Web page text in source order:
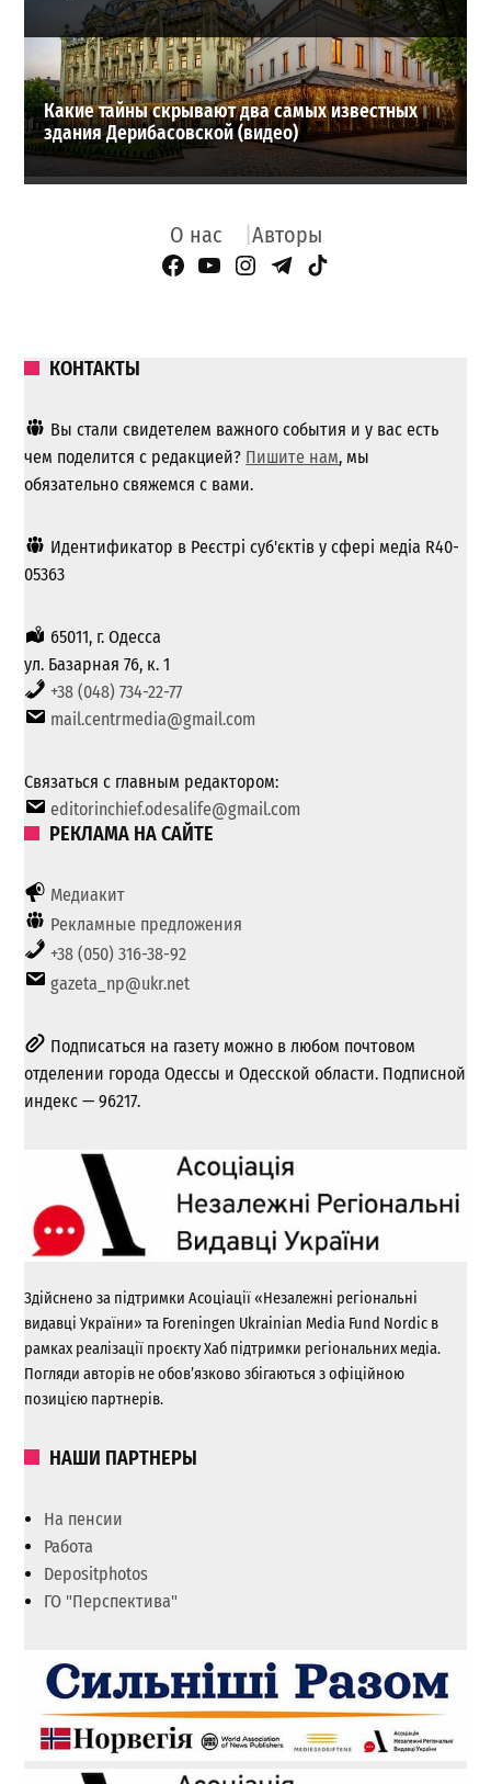
Какие тайны скрывают два самых известных
здания Дерибасовской (видео)
О нас Авторы
Facebook Page
YouTube
Instagram
Telegram
TikTok
КОНТАКТЫ
Вы стали свидетелем важного события и у вас есть
чем поделится с редакцией? Пишите нам, мы
обязательно свяжемся с вами.
Идентификатор в Реєстрі суб'єктів у сфері медіа R40-
05363
65011, г. Одесса
ул. Базарная 76, к. 1
+38 (048) 734-22-77
mail.centrmedia@gmail.com
Связаться с главным редактором:
editorinchief.odesalife@gmail.com
РЕКЛАМА НА САЙТЕ
Медиакит
Рекламные предложения
+38 (050) 316-38-92
gazeta_np@ukr.net
Подписаться на газету можно в любом почтовом
отделении города Одессы и Одесской области. Подписной
индекс — 96217.
Здійснено за підтримки Асоціації «Незалежні регіональні
видавці України» та Foreningen Ukrainian Media Fund Nordic в
рамках реалізації проєкту Хаб підтримки регіональних медіа.
Погляди авторів не обов’язково збігаються з офіційною
позицією партнерів.
НАШИ ПАРТНЕРЫ
На пенсии
Работа
Depositphotos
ГО "Перспектива"